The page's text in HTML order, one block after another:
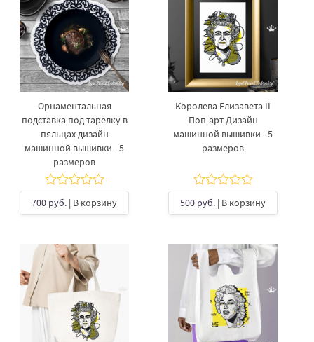
Орнаментальная
подставка под тарелку​ в
пяльцах дизайн
машинной вышивки - 5
размеров
700 руб. | В корзину
Королева Елизавета II
Поп-арт Дизайн
машинной вышивки - 5
размеров
500 руб. | В корзину